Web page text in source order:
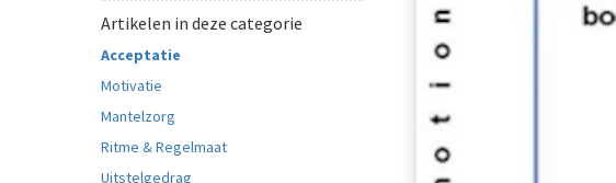
Artikelen in deze categorie
Acceptatie
Motivatie
Mantelzorg
Ritme & Regelmaat
Uitstelgedrag